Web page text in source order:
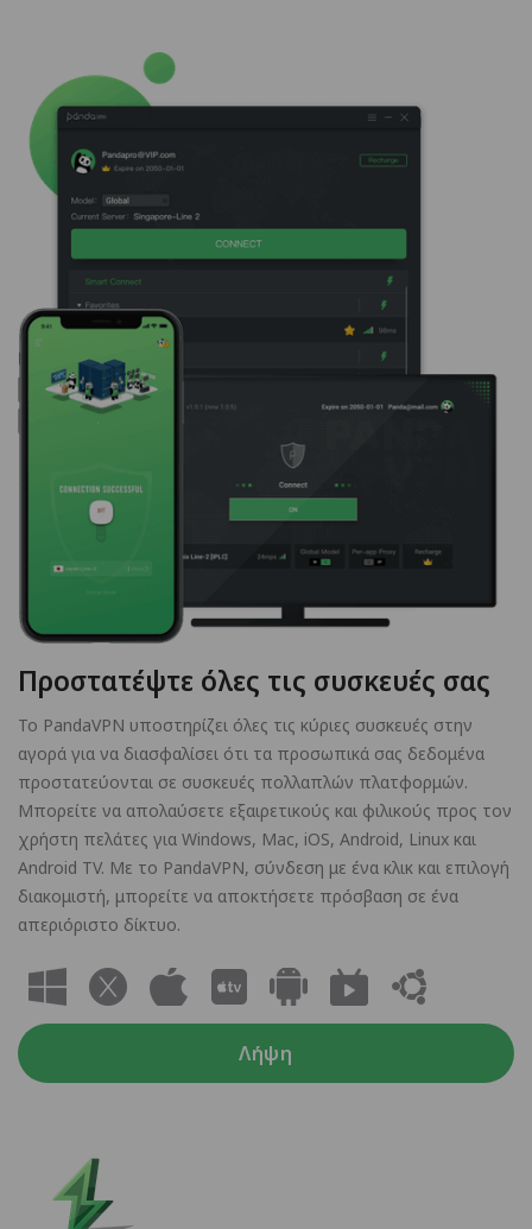
Προστατέψτε όλες τις συσκευές σας
Το PandaVPN υποστηρίζει όλες τις κύριες συσκευές στην
αγορά για να διασφαλίσει ότι τα προσωπικά σας δεδομένα
προστατεύονται σε συσκευές πολλαπλών πλατφορμών.
Μπορείτε να απολαύσετε εξαιρετικούς και φιλικούς προς τον
χρήστη πελάτες για Windows, Mac, iOS, Android, Linux και
Android TV. Με το PandaVPN, σύνδεση με ένα κλικ και επιλογή
διακομιστή, μπορείτε να αποκτήσετε πρόσβαση σε ένα
απεριόριστο δίκτυο.
Λήψη